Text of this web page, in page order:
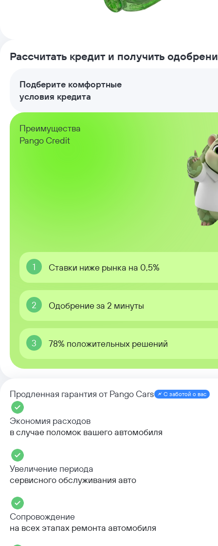
Рассчитать кредит и получить
Подберите комфортные
условия кредита
Преимущества
Pango Credit
1 Ставки ниже рынка на 0,5%
2 Одобрение за 2 минуты
3 78% положительных решений
Продленная гарантия от Pango Cars С заботой о вас
Экономия расходов
в случае поломок вашего автомобиля
Увеличение периода
сервисного обслуживания авто
Сопровождение
на всех этапах ремонта автомобиля